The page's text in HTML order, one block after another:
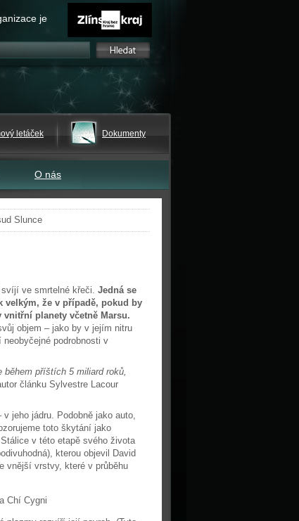
je
letáček Dokumenty
O nás
Slunce
ve smrtelné křeči. Jedná se
velkým, že v případě, pokud by
planety včetně Marsu.
objem – jako by v jejím nitru
podrobnosti v
během příštích 5 miliard roků,
článku Sylvestre Lacour
jeho jádru. Podobně jako auto,
toto škytání jako
v této etapě svého života
kterou objevil David
vnější vrstvy, které v průběhu